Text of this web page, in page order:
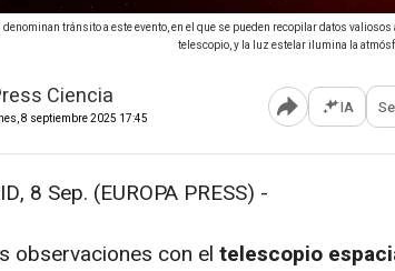
tránsito a este evento, en el que se pueden recopilar datos
telescopio, y la luz estelar ilumina la
Ciencia
8 septiembre 2025 17:45 Abrir opciones
IA
8 Sep. (EUROPA PRESS) -
observaciones con el telescopio